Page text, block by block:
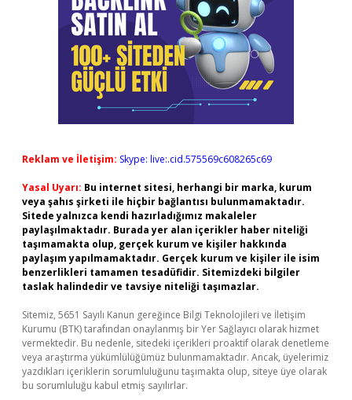
Reklam ve İletişim: Skype: live:.cid.575569c608265c69
Yasal Uyarı: Bu internet sitesi, herhangi bir marka, kurum
veya şahıs şirketi ile hiçbir bağlantısı bulunmamaktadır.
Sitede yalnızca kendi hazırladığımız makaleler
paylaşılmaktadır. Burada yer alan içerikler haber niteliği
taşımamakta olup, gerçek kurum ve kişiler hakkında
paylaşım yapılmamaktadır. Gerçek kurum ve kişiler ile isim
benzerlikleri tamamen tesadüfidir. Sitemizdeki bilgiler
taslak halindedir ve tavsiye niteliği taşımazlar.
Sitemiz, 5651 Sayılı Kanun gereğince Bilgi Teknolojileri ve İletişim
Kurumu (BTK) tarafından onaylanmış bir Yer Sağlayıcı olarak hizmet
vermektedir. Bu nedenle, sitedeki içerikleri proaktif olarak denetleme
veya araştırma yükümlülüğümüz bulunmamaktadır. Ancak, üyelerimiz
yazdıkları içeriklerin sorumluluğunu taşımakta olup, siteye üye olarak
bu sorumluluğu kabul etmiş sayılırlar.